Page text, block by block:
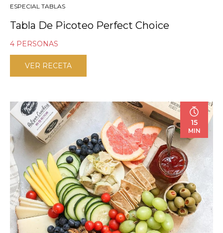
ESPECIAL TABLAS
Tabla De Picoteo Perfect Choice
4 PERSONAS
VER RECETA
15
MIN